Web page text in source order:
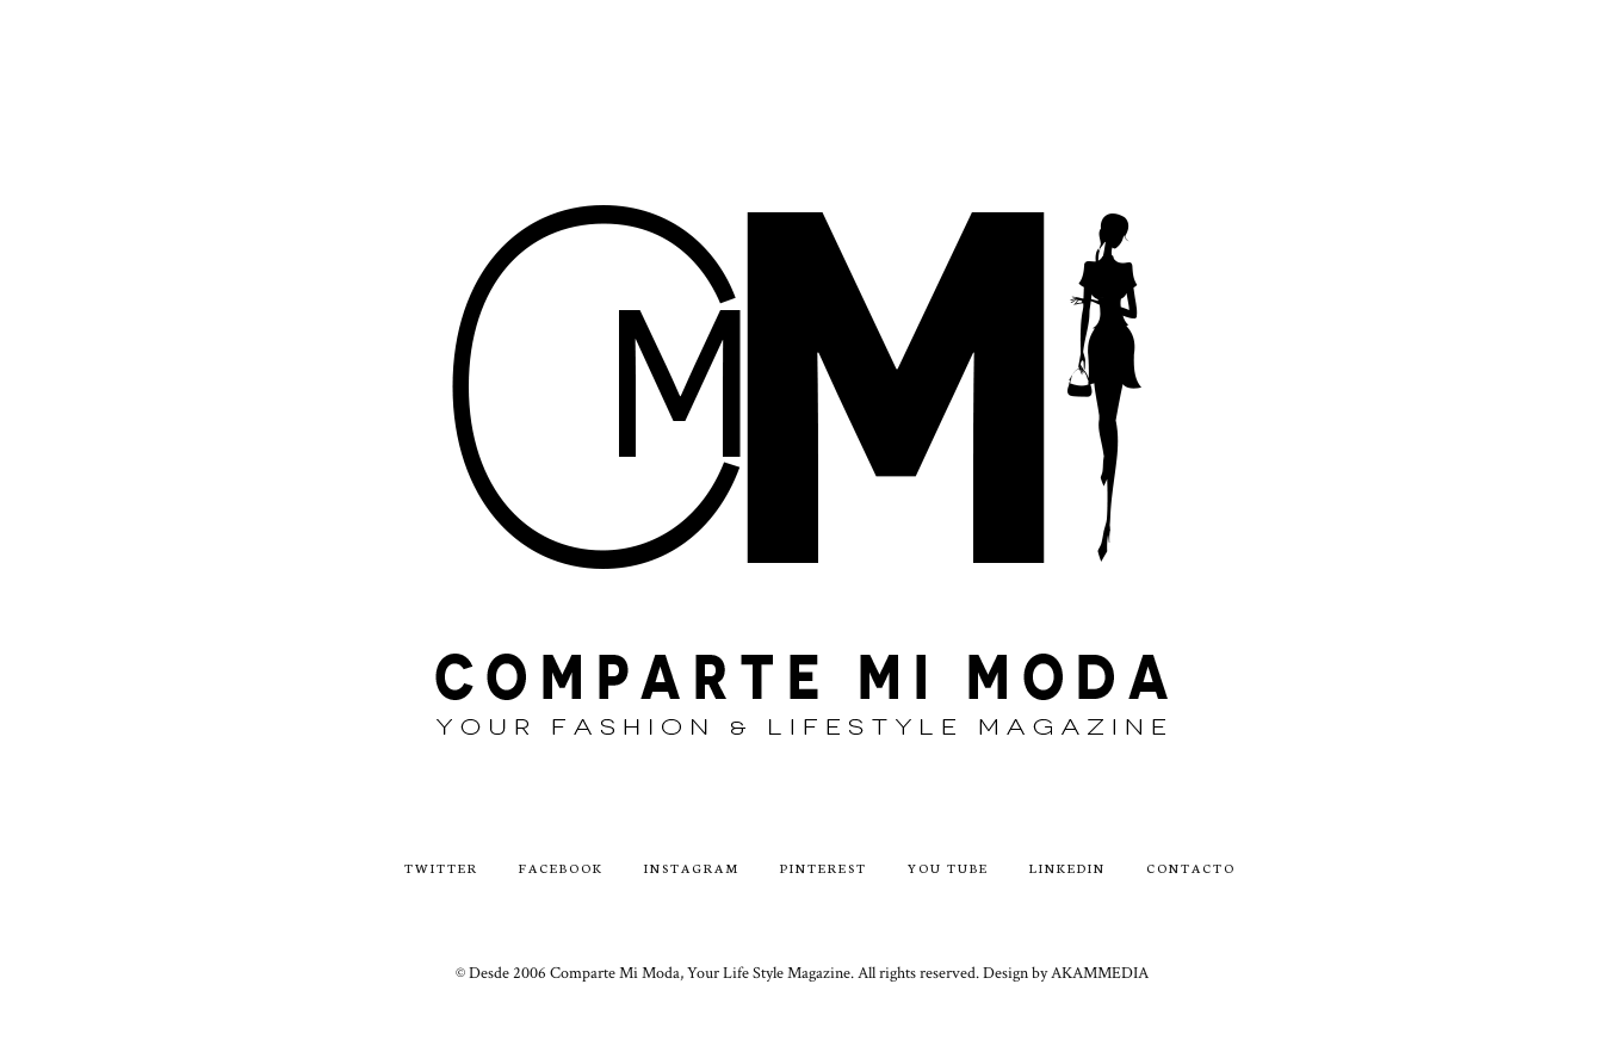
TWITTER FACEBOOK INSTAGRAM PINTEREST YOU TUBE LINKEDIN CONTACTO
© Desde 2006 Comparte Mi Moda, Your Life Style Magazine. All rights reserved. Design by AKAMMEDIA